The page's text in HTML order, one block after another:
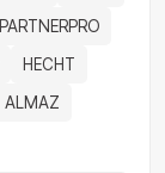
PARTNERPRO
HECHT
ALMAZ